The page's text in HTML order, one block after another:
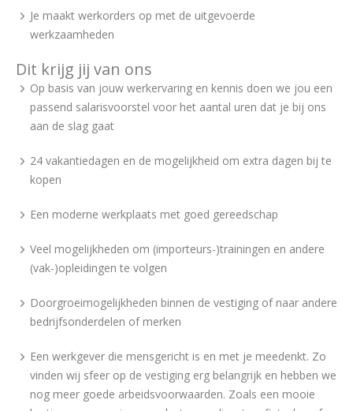
Je maakt werkorders op met de uitgevoerde
werkzaamheden
Dit krijg jij van ons
Op basis van jouw werkervaring en kennis doen we jou een
passend salarisvoorstel voor het aantal uren dat je bij ons
aan de slag gaat
24 vakantiedagen en de mogelijkheid om extra dagen bij te
kopen
Een moderne werkplaats met goed gereedschap
Veel mogelijkheden om (importeurs-)trainingen en andere
(vak-)opleidingen te volgen
Doorgroeimogelijkheden binnen de vestiging of naar andere
bedrijfsonderdelen of merken
Een werkgever die mensgericht is en met je meedenkt. Zo
vinden wij sfeer op de vestiging erg belangrijk en hebben we
nog meer goede arbeidsvoorwaarden. Zoals een mooie